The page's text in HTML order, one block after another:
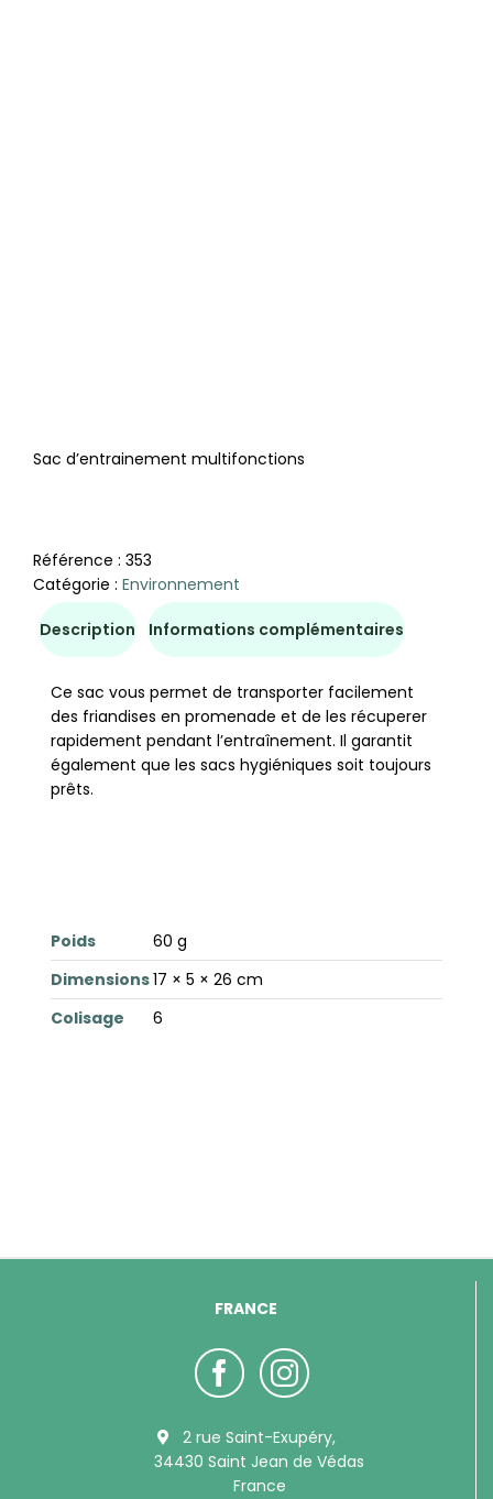
Sac d’entrainement multifonctions
Référence : 353
Catégorie : Environnement
Description Informations complémentaires
Ce sac vous permet de transporter facilement
des friandises en promenade et de les récuperer
rapidement pendant l’entraînement. Il garantit
également que les sacs hygiéniques soit toujours
prêts.
Poids
60 g
Dimensions17 × 5 × 26 cm
Colisage
6
FRANCE
2 rue Saint-Exupéry,
34430 Saint Jean de Védas
France